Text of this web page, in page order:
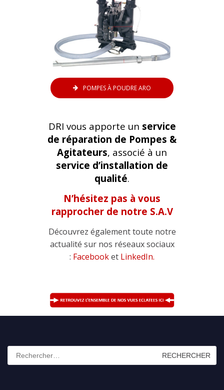
POMPES À POUDRE ARO
DRI vous apporte un service
de réparation de Pompes &
Agitateurs, associé à un
service d’installation de
qualité.
N’hésitez pas à vous
rapprocher de notre S.A.V
Découvrez également toute notre
actualité sur nos réseaux sociaux
: Facebooket LinkedIn.
Rechercher :